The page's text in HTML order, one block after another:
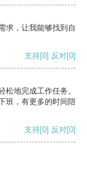
求，让我能够找到自
支持[0] 反对[0]
地完成工作任务。
班，有更多的时间陪
支持[0] 反对[0]